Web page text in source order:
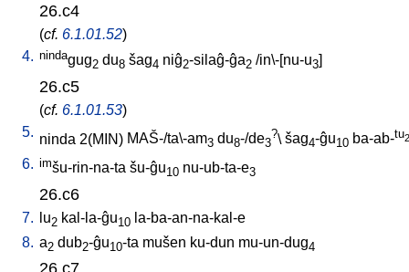
26.c4
(cf. 6.1.01.52)
4. nindagug2 du8 šag4 niĝ2-silaĝ-ĝa2 /in\-[nu-u3]
26.c5
(cf. 6.1.01.53)
5. ninda 2(MIN) MAŠ-/ta\-am3 du8-/de3
?\ šag4-ĝu10 ba-ab-tu2
6. imšu-rin-na-ta šu-ĝu10 nu-ub-ta-e3
26.c6
7. lu2 kal-la-ĝu10 la-ba-an-na-kal-e
8. a2 dub2-ĝu10-ta mušen ku-dun mu-un-dug4
26.c7